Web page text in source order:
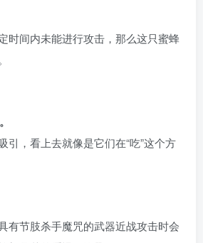
时间内未能进行攻击，那么这只蜜蜂
引，看上去就像是它们在“吃”这个方
有节肢杀手魔咒的武器近战攻击时会